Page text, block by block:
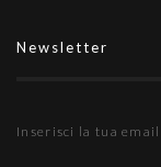
Newsletter
Inserisci la tua